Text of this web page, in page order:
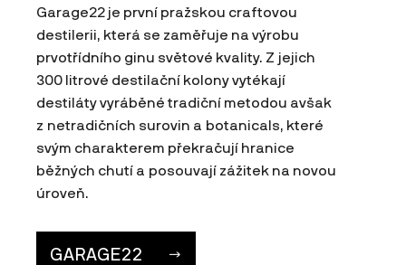
Garage22 je první pražskou craftovou
destilerii, která se zaměřuje na výrobu
prvotřídního ginu světové kvality. Z jejich
300 litrové destilační kolony vytékají
destiláty vyráběné tradiční metodou avšak
z netradičních surovin a botanicals, které
svým charakterem překračují hranice
běžných chutí a posouvají zážitek na novou
úroveň.
GARAGE22